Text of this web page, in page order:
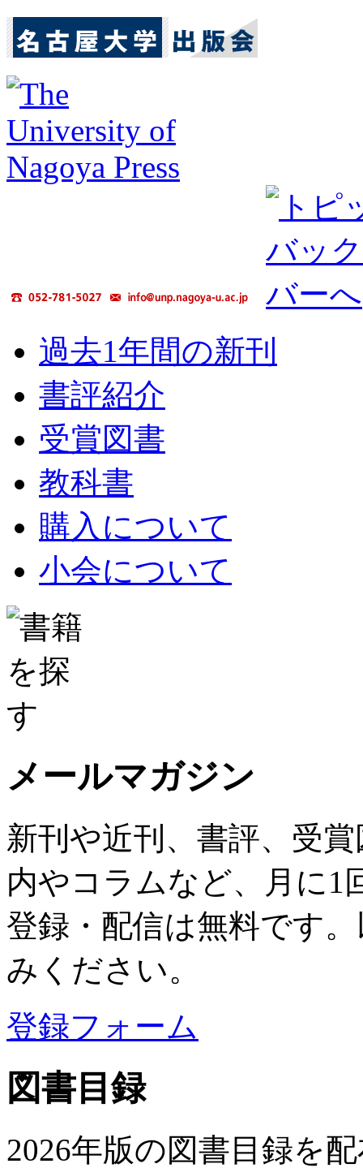
過去1年間の新刊
書評紹介
受賞図書
教科書
購入について
小会について
メールマガジン
新刊や近刊、書評、受
内やコラムなど、月に1
登録・配信は無料です
みください。
登録フォーム
図書目録
2026年版の図書目録を